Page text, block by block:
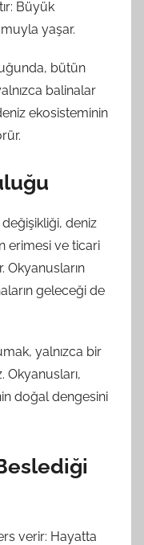
Büyük
yaşar.
bütün
balinalar
ekosisteminin
deniz
erimesi ve ticari
Okyanusların
geleceği de
yalnızca bir
Okyanusları,
doğal dengesini
verir: Hayatta